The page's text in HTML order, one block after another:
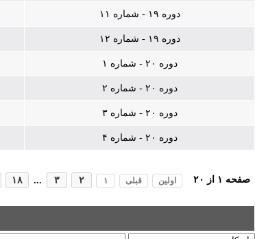
دوره ۱۹ - شماره ۱۱
دوره ۱۹ - شماره ۱۲
دوره ۲۰ - شماره ۱
دوره ۲۰ - شماره ۲
دوره ۲۰ - شماره ۳
دوره ۲۰ - شماره ۴
صفحه ۱ از ۲۰ اولین قبلی ۱ ۲ ۳ ... ۱۸